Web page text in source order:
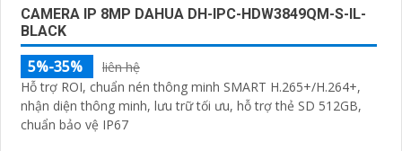
CAMERA IP 8MP DAHUA DH-IPC-HDW3849QM-S-IL-
BLACK
5%-35%
liên hệ
Hỗ trợ ROI, chuẩn nén thông minh SMART H.265+/H.264+,
nhận diện thông minh, lưu trữ tối ưu, hỗ trợ thẻ SD 512GB,
chuẩn bảo vệ IP67